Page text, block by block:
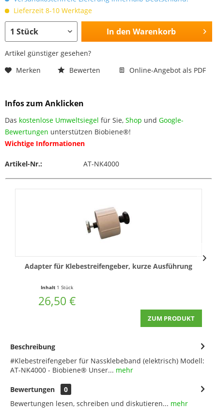
Lieferzeit 8-10 Werktage
In den Warenkorb
Artikel günstiger gesehen?
Merken
Bewerten Online-Angebot als PDF
Infos zum Anklicken
Das kostenlose Umweltsiegel für Sie, Shop und Google-
Bewertungen unterstützen Biobiene®!
Wichtige Informationen
Artikel-Nr.: AT-NK4000
Adapter für Klebestreifengeber, kurze Ausführung
Inhalt 1 Stück
26,50 €
ZUM PRODUKT
Beschreibung
#Klebestreifengeber für Nassklebeband (elektrisch) Modell:
AT-NK4000 - Biobiene® Unser... mehr
Bewertungen
0
Bewertungen lesen, schreiben und diskutieren... mehr